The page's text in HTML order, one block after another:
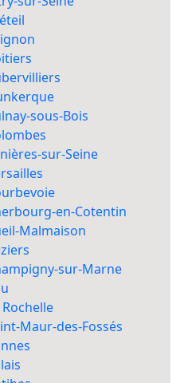
sous-Bois
sur-Seine
en-Cotentin
Malmaison
sur-Marne
Maur-des-Fossés